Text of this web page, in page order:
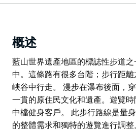
概述
藍山世界遺產地區的標誌性步道
中。這條路有很多台階；步行距
峽谷中行走。 漫步在瀑布後面，
一貫的原住民文化和遺產。遊覽
中檔健身客戶。 此步行路線是量
的整體需求和獨特的遊覽進行調